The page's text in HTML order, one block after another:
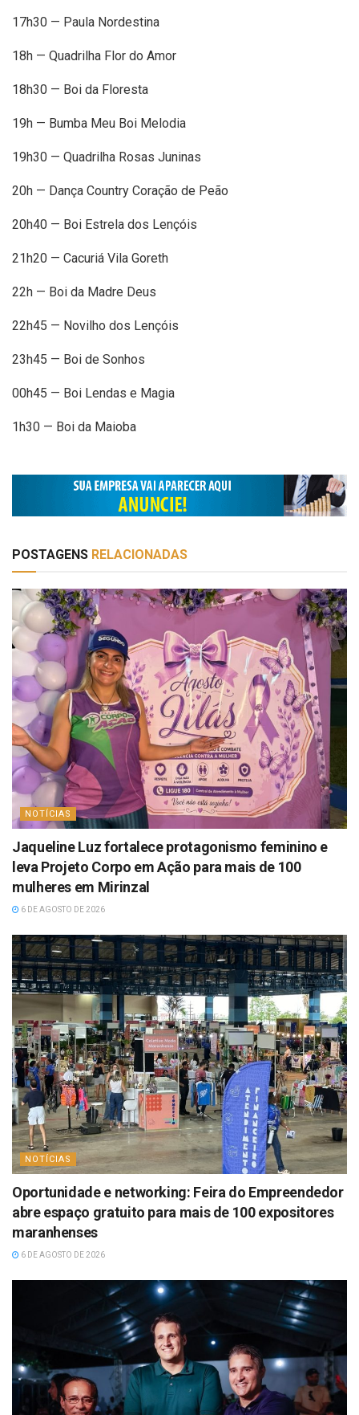
17h30 — Paula Nordestina
18h — Quadrilha Flor do Amor
18h30 — Boi da Floresta
19h — Bumba Meu Boi Melodia
19h30 — Quadrilha Rosas Juninas
20h — Dança Country Coração de Peão
20h40 — Boi Estrela dos Lençóis
21h20 — Cacuriá Vila Goreth
22h — Boi da Madre Deus
22h45 — Novilho dos Lençóis
23h45 — Boi de Sonhos
00h45 — Boi Lendas e Magia
1h30 — Boi da Maioba
POSTAGENS RELACIONADAS
NOTÍCIAS
Jaqueline Luz fortalece protagonismo feminino e
leva Projeto Corpo em Ação para mais de 100
mulheres em Mirinzal
6 DE AGOSTO DE 2026
NOTÍCIAS
Oportunidade e networking: Feira do Empreendedor
abre espaço gratuito para mais de 100 expositores
maranhenses
6 DE AGOSTO DE 2026